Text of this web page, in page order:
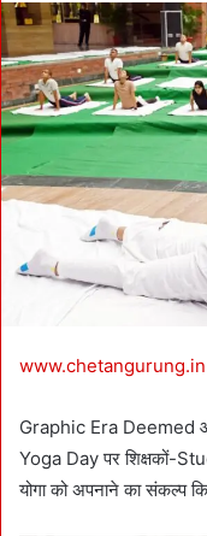
d
a
n
e
m
i
www.chetangurung.in
Graphic Era
Yoga Day पर शिक्षकों-
योगा को अपनाने का संकल्प